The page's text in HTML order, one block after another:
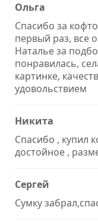
Ольга
Спасибо за
первый раз, все
Наталье за
понравилась,
картинке,
удовольствием
Никита
Спасибо , купил
достойное ,
Сергей
Сумку